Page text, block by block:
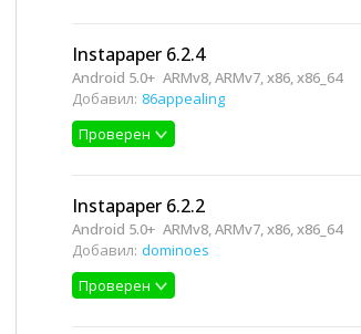
Instapaper 6.2.4
Android 5.0+ ARMv8, ARMv7, x86, x86_64
Добавил: 86appealing
Проверен
Instapaper 6.2.2
Android 5.0+ ARMv8, ARMv7, x86, x86_64
Добавил: dominoes
Проверен